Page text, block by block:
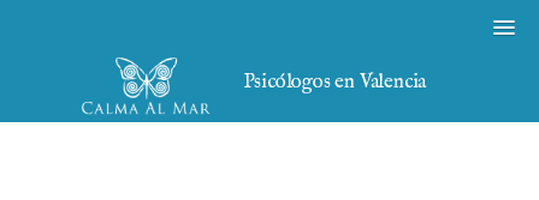
Psicólogos en Valencia